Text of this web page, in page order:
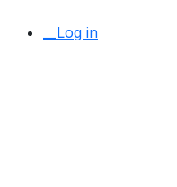
__Log in